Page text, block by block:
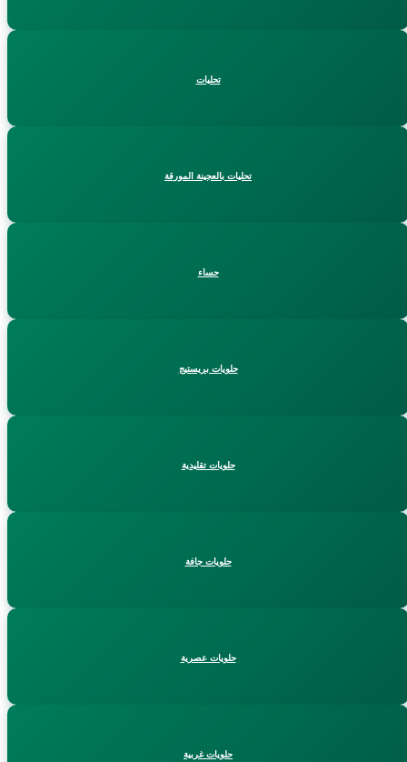
تحليات
تحليات بالعجينة المورقة
حساء
حلويات بريستيج
حلويات تقليدية
حلويات جافة
حلويات عصرية
حلويات غربية